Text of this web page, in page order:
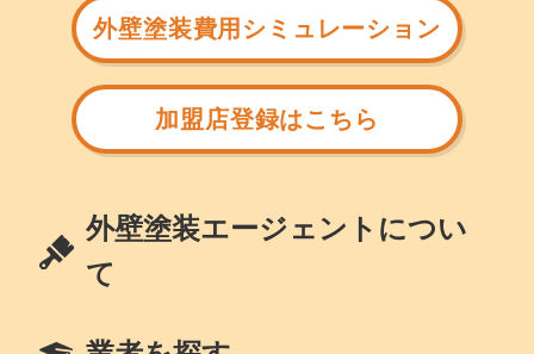
外壁塗装費用シミュレーション
加盟店登録はこちら
外壁塗装エージェントについ
て